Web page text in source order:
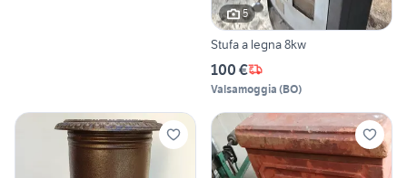
5
Stufa a legna 8kw
100 €
Valsamoggia (BO)